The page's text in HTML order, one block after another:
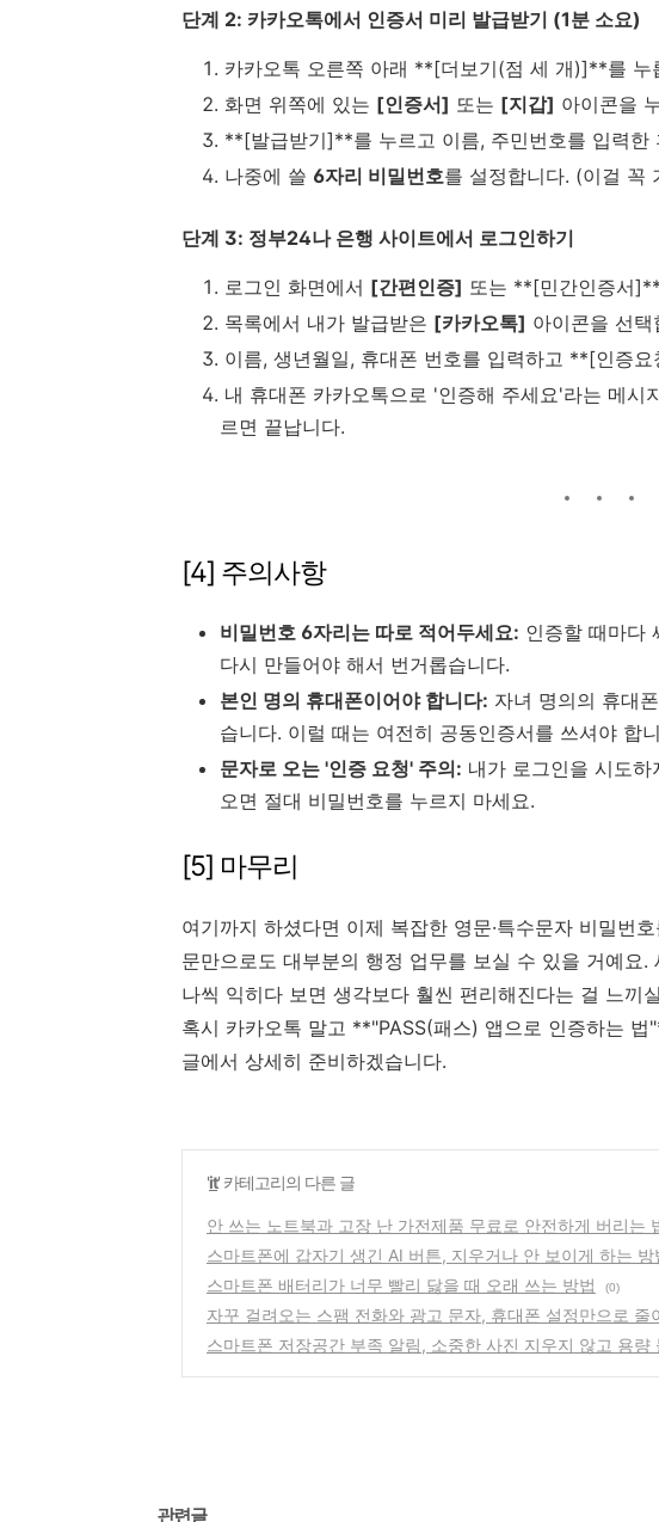
단계 2: 카카오톡에서 인증서 미리 발급받기 (1분 소요)
카카오톡 오른쪽 아래 **[더보기(점 세 개)]**를 누
화면 위쪽에 있는 [인증서] 또는 [지갑] 아이콘을
**[발급받기]**를 누르고 이름, 주민번호를 입력한
나중에 쓸 6자리 비밀번호를 설정합니다. (이걸 꼭
단계 3: 정부24나 은행 사이트에서 로그인하기
로그인 화면에서 [간편인증] 또는 **[민간인증서
목록에서 내가 발급받은 [카카오톡] 아이콘을 선택
이름, 생년월일, 휴대폰 번호를 입력하고 **[인증
내 휴대폰 카카오톡으로 '인증해 주세요'라는 메시
르면 끝납니다.
[4] 주의사항
비밀번호 6자리는 따로 적어두세요: 인증할 때마다
다시 만들어야 해서 번거롭습니다.
본인 명의 휴대폰이어야 합니다: 자녀 명의의 휴대
습니다. 이럴 때는 여전히 공동인증서를 쓰셔야 합
문자로 오는 '인증 요청' 주의: 내가 로그인을 시도
오면 절대 비밀번호를 누르지 마세요.
[5] 마무리
여기까지 하셨다면 이제 복잡한 영문·특수문자 비밀번
문만으로도 대부분의 행정 업무를 보실 수 있을 거예요
나씩 익히다 보면 생각보다 훨씬 편리해진다는 걸 느끼
혹시 카카오톡 말고 **"PASS(패스) 앱으로 인증하는
글에서 상세히 준비하겠습니다.
'it' 카테고리의 다른 글
안 쓰는 노트북과 고장 난 가전제품 무료로 안전하게 버리는
스마트폰에 갑자기 생긴 AI 버튼, 지우거나 안 보이게 하는 방
스마트폰 배터리가 너무 빨리 닳을 때 오래 쓰는 방법 (0)
자꾸 걸려오는 스팸 전화와 광고 문자, 휴대폰 설정만으로 줄
스마트폰 저장공간 부족 알림, 소중한 사진 지우지 않고 용량
관련글